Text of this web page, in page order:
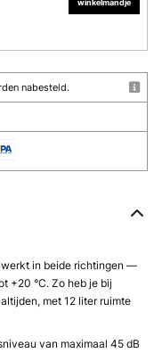
nabesteld.
werkt in beide richtingen —
+20 °C. Zo heb je bij
met 12 liter ruimte
van maximaal 45 dB